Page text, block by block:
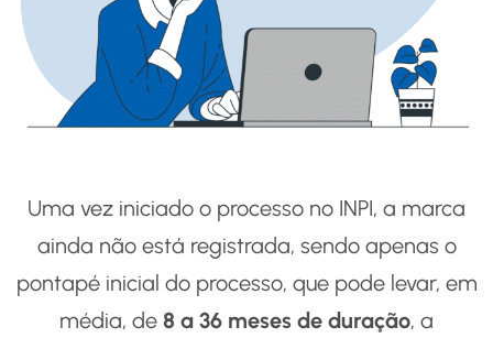
Uma vez iniciado o processo no INPI, a marca
ainda não está registrada, sendo apenas o
pontapé inicial do processo, que pode levar, em
média, de 8 a 36 meses de duração, a